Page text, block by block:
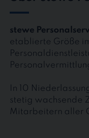
stewe
etablierte Größe
In 10
stetig wachsende
Mitarbeitern aller